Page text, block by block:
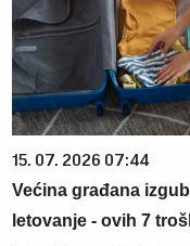
15. 07. 2026 07:44
Većina građana
letovanje - ovih 7